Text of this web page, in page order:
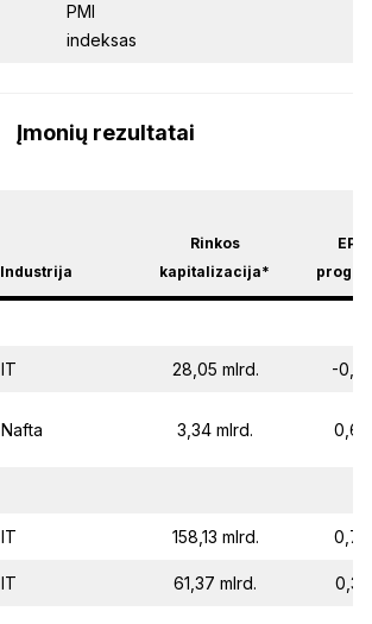
PMI
indeksas
Įmonių rezultatai
Industrija
Rinkos
kapitalizacija*
EPS
IT 28,05 mlrd. -
Nafta 3,34 mlrd. 0,67
IT 158,13 mlrd. 0,70
IT 61,37 mlrd. 0,32